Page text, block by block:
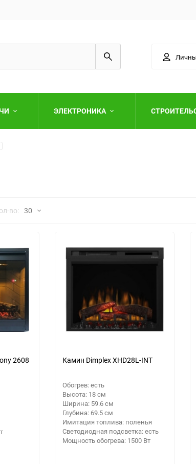
Выберите
Выберите
ЭЛЕКТРОНИКА
Выберите
во: 30
60
90
150
2608
Камин Dimplex XHD28L-INT
Обогрев: есть
Высота: 18 см
Ширина: 59.6 см
Глубина: 69.5 см
Имитация топлива: поленья
Светодиодная подсветка: есть
Мощность обогрева: 1500 Вт